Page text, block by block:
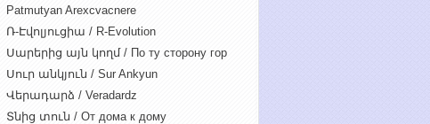
Patmutyan Arexcvacnere
Ռ-Էվոլյուցիա / R-Evolution
Սարերից այն կողմ / По ту сторону гор
Սուր անկյուն / Sur Ankyun
Վերադարձ / Veradardz
Տնից տուն / От дома к дому